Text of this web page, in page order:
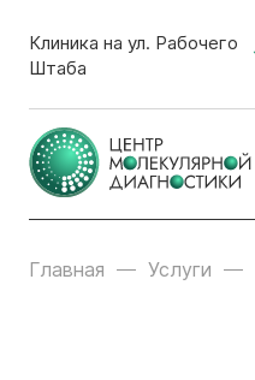
Клиника на ул. Рабочего
Штаба
Главная Услуги